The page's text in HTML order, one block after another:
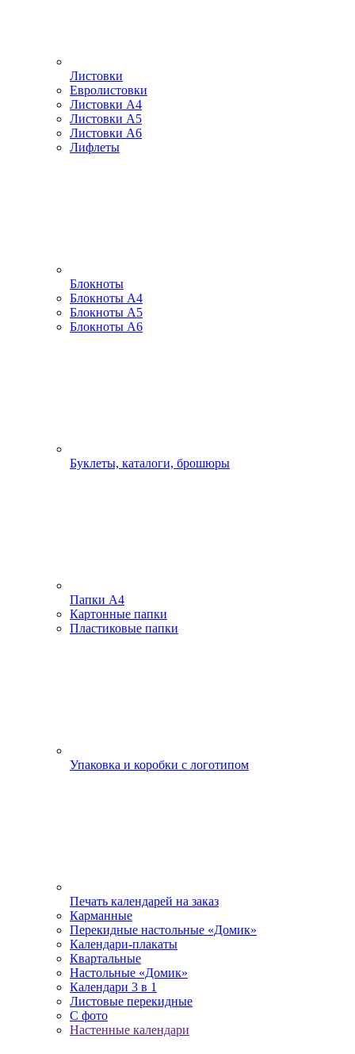
Листовки
Евролистовки
Листовки А4
Листовки А5
Листовки А6
Лифлеты
Блокноты
Блокноты А4
Блокноты А5
Блокноты А6
Буклеты, каталоги, брошюры
Папки А4
Картонные папки
Пластиковые папки
Упаковка и коробки с логотипом
Печать календарей на заказ
Карманные
Перекидные настольные «Домик»
Календари-плакаты
Квартальные
Настольные «Домик»
Календари 3 в 1
Листовые перекидные
С фото
Настенные календари